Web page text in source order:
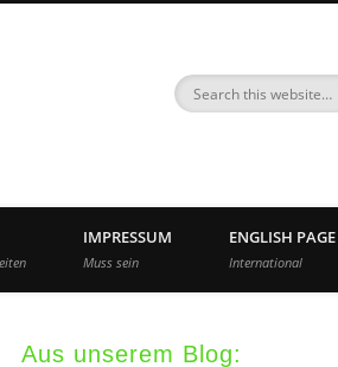
IMPRESSUM
Muss sein
ENGLISH PAGE
International
Aus unserem Blog: